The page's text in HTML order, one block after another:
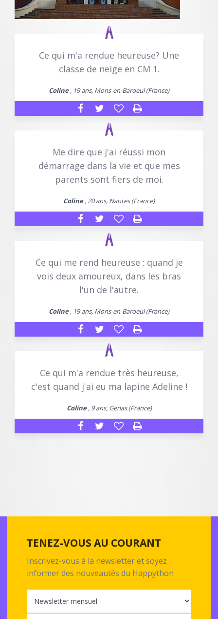
Ce qui m'a rendue heureuse? Une
classe de neige en CM 1.
Coline, 19 ans, Mons-en-Baroeul (France)
Me dire que j'ai réussi mon
démarrage dans la vie et que mes
parents sont fiers de moi.
Coline, 20 ans, Nantes (France)
Ce qui me rend heureuse : quand je
vois deux amoureux, dans les bras
l'un de l'autre.
Coline, 19 ans, Mons-en-Baroeul (France)
Ce qui m'a rendue très heureuse,
c'est quand j'ai eu ma lapine Adeline !
Coline, 9 ans, Genas (France)
TENEZ-VOUS AU COURANT
Inscrivez-vous à la newsletter et soyez
informer des nouveautés du Happython